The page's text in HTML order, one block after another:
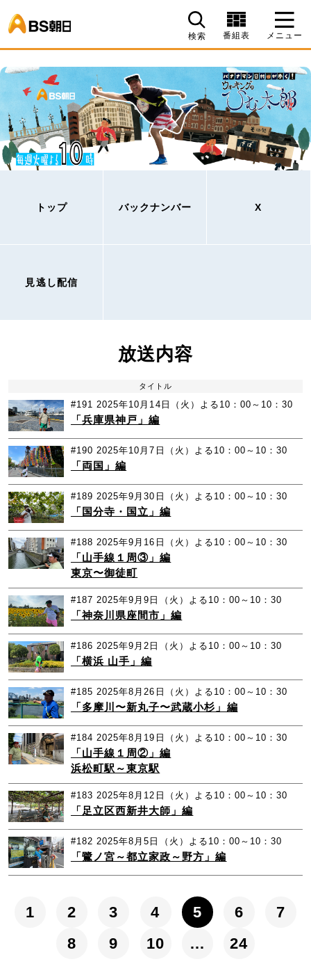
検索 番組表 メニュー
トップ バックナンバー X
見逃し配信
放送内容
タイトル
#191 2025年10月14日（火）よる10：00～10：30
「兵庫県神戸」編
#190 2025年10月7日（火）よる10：00～10：30
「両国」編
#189 2025年9月30日（火）よる10：00～10：30
「国分寺・国立」編
#188 2025年9月16日（火）よる10：00～10：30
「山手線１周③」編
東京〜御徒町
#187 2025年9月9日（火）よる10：00～10：30
「神奈川県座間市」編
#186 2025年9月2日（火）よる10：00～10：30
「横浜 ⼭⼿」編
#185 2025年8月26日（火）よる10：00～10：30
「多摩川〜新丸⼦〜武蔵⼩杉」編
#184 2025年8月19日（火）よる10：00～10：30
「⼭⼿線１周②」編
浜松町駅～東京駅
#183 2025年8月12日（火）よる10：00～10：30
「⾜⽴区⻄新井⼤師」編
#182 2025年8月5日（火）よる10：00～10：30
「鷺ノ宮～都⽴家政～野⽅」編
1 2 3 4 5 6
7
8
9 10 … 24